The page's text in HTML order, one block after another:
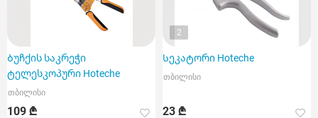
Ბუჩქის საკრეჭი
ტელესკოპური Hoteche
თბილისი
109 ₾
2
Სეკატორი Hoteche
თბილისი
23 ₾